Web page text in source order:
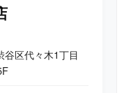
る。
区代々木1丁目